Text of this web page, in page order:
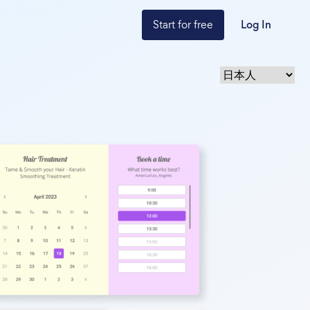
Start for free Log In